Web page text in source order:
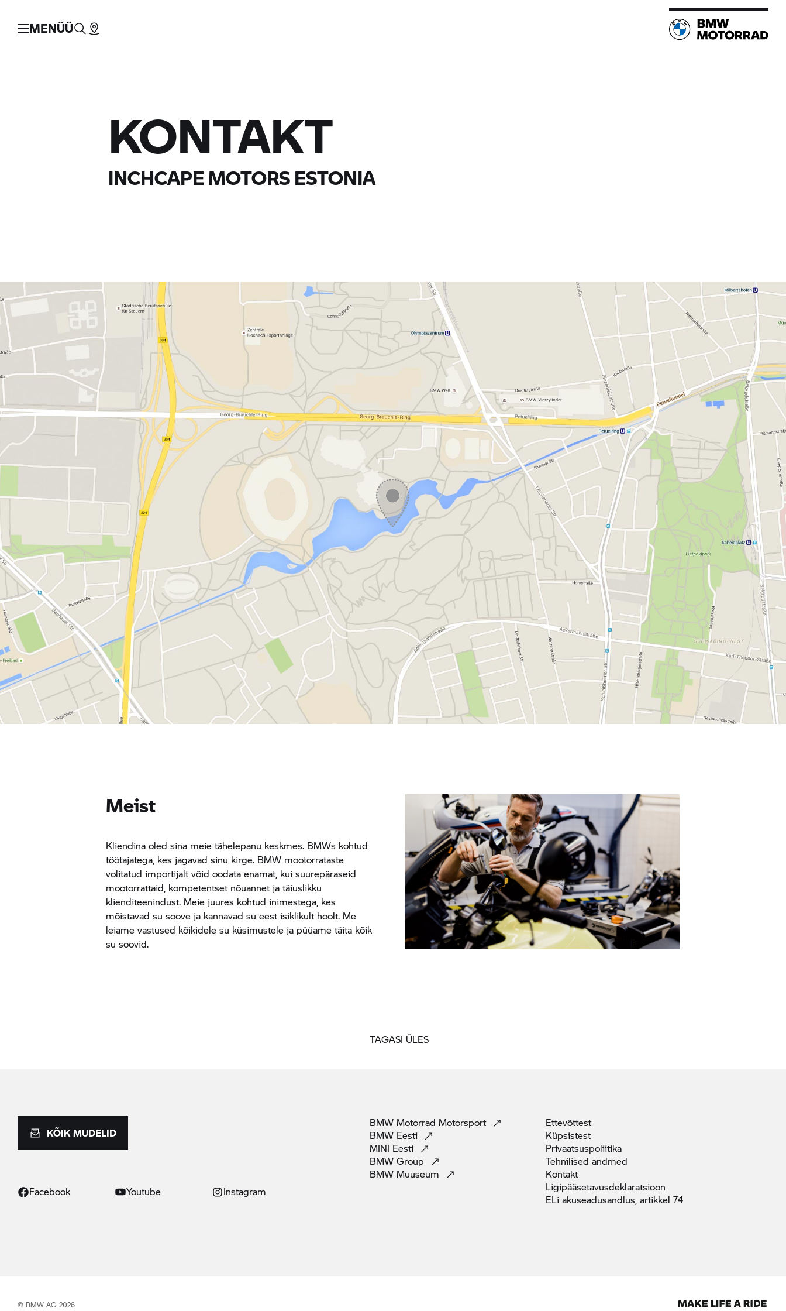
MENÜÜ
KONTAKT
INCHCAPE MOTORS ESTONIA
Meist
Kliendina oled sina meie tähelepanu keskmes. BMWs kohtud
töötajatega, kes jagavad sinu kirge. BMW mootorrataste
volitatud importijalt võid oodata enamat, kui suurepäraseid
mootorrattaid, kompetentset nõuannet ja täiuslikku
klienditeenindust. Meie juures kohtud inimestega, kes
mõistavad su soove ja kannavad su eest isiklikult hoolt. Me
leiame vastused kõikidele su küsimustele ja püüame täita kõik
su soovid.
TAGASI ÜLES
KÕIK MUDELID
Facebook Youtube Instagram
BMW Motorrad Motorsport
BMW Eesti
MINI Eesti
BMW Group
BMW Muuseum
Ettevõttest
Küpsistest
Privaatsuspoliitika
Tehnilised andmed
Kontakt
Ligipääsetavusdeklaratsioon
ELi akuseadusandlus, artikkel 74
© BMW AG 2026